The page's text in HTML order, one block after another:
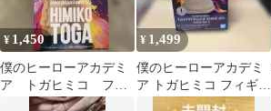
¥ 1,450
僕のヒーローアカデミ
ア トガヒミコ フィ
ギュア
¥ 1,499
僕のヒーローアカデミ
ア トガヒミコ フィギュ